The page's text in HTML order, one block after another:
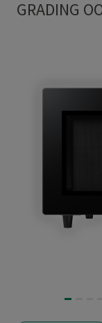
GRADING